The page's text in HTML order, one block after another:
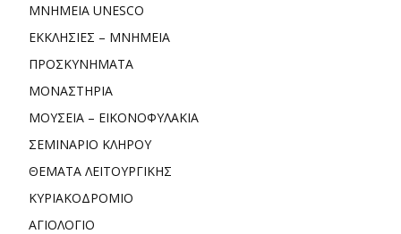
ΜΝΗΜΕΙΑ UNESCO
ΕΚΚΛΗΣΙΕΣ – ΜΝΗΜΕΙΑ
ΠΡΟΣΚΥΝΗΜΑΤΑ
ΜΟΝΑΣΤΗΡΙΑ
ΜΟΥΣΕΙΑ – ΕΙΚΟΝΟΦΥΛΑΚΙΑ
ΣΕΜΙΝΑΡΙΟ ΚΛΗΡΟΥ
ΘΕΜΑΤΑ ΛΕΙΤΟΥΡΓΙΚΗΣ
ΚΥΡΙΑΚΟΔΡΟΜΙΟ
ΑΓΙΟΛΟΓΙΟ